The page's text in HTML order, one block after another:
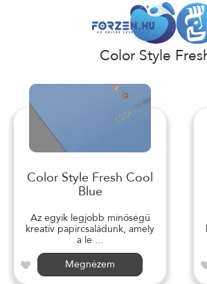
Color Style
Color Style Fresh Cool
Blue
Az egyik legjobb minőségű
kreatív papírcsaládunk, amely
a le ...
Megnézem